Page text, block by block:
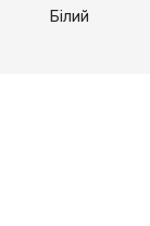
Білий